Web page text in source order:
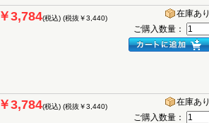
￥3,784(税込) (税抜￥3,440)
在庫あり
ご購入数量：
￥3,784(税込) (税抜￥3,440)
在庫あり
ご購入数量：